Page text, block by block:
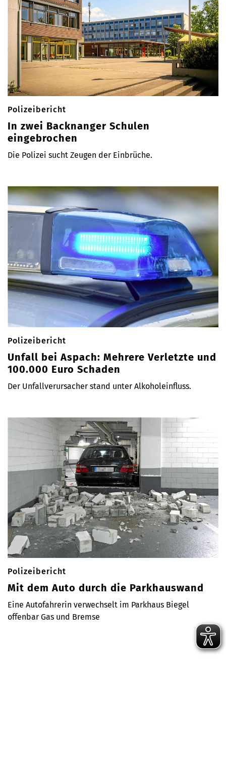
Polizeibericht
In zwei Backnanger Schulen
eingebrochen
Die Polizei sucht Zeugen der Einbrüche.
Polizeibericht
Unfall bei Aspach: Mehrere Verletzte und
100.000 Euro Schaden
Der Unfallverursacher stand unter Alkoholeinfluss.
Polizeibericht
Mit dem Auto durch die Parkhauswand
Eine Autofahrerin verwechselt im Parkhaus Biegel
offenbar Gas und Bremse